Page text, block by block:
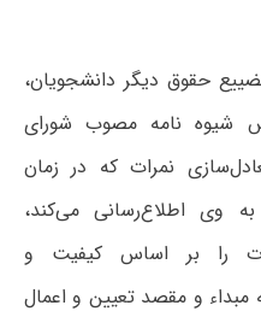
حقوق دیگر دانشجویان،
شیوه نامه مصوب شورای
نمرات که در زمان
وی اطلاع‌رسانی می‌کند،
را بر اساس کیفیت و
مبداء و مقصد تعیین و اعمال